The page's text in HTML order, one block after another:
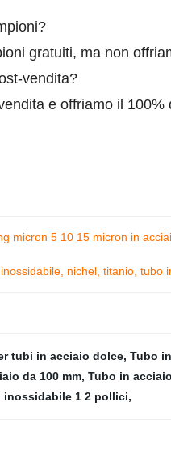
gratuiti, ma non
vendita?
e offriamo il
micron 5 10 15 micron in
nichel, titanio,
tubi in acciaio dolce, Tubo
da 100 mm, Tubo in
inossidabile 1 2 pollici,